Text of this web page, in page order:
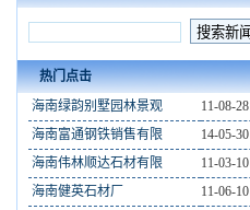
热门点击
海南绿韵别墅园林景观
11-08-28
海南富通钢铁销售有限
14-05-30
海南伟林顺达石材有限
11-03-10
海南健英石材厂
11-06-10